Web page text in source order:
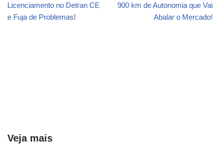
Licenciamento no Detran CE
e Fuja de Problemas!
900 km de Autonomia que Vai
Abalar o Mercado!
Veja mais